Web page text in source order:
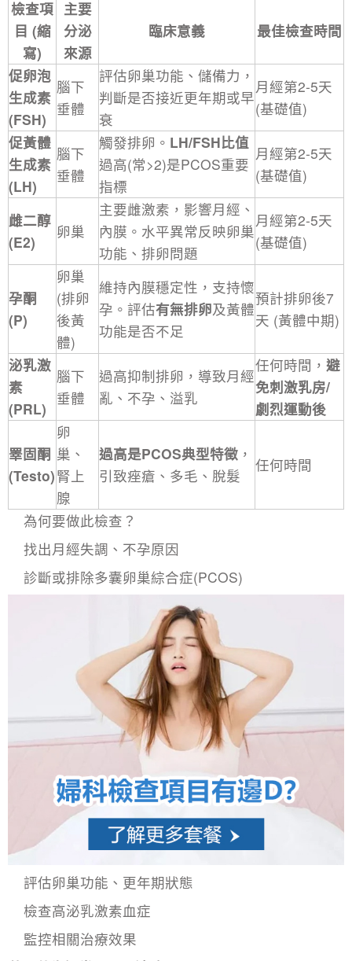
檢查項
目 (縮
寫)
主要
分泌
來源
臨床意義 最佳檢查時間
促卵泡
生成素
(FSH)
腦下
垂體
評估卵巢功能、儲備力，
判斷是否接近更年期或早
衰
月經第2-5天
(基礎值)
促黃體
生成素
(LH)
腦下
垂體
觸發排卵。 LH/FSH比值
過高(常>2)是PCOS重要
指標
月經第2-5天
(基礎值)
雌二醇
(E2)
卵巢
主要雌激素，影響月經、
內膜。水平異常反映卵巢
功能、排卵問題
月經第2-5天
(基礎值)
孕酮
(P)
卵巢
(排卵
後黃
體)
維持內膜穩定性，支持懷
孕。評估有無排卵及黃體
功能是否不足
預計排卵後7
天 (黃體中期)
泌乳激
素
(PRL)
腦下
垂體
過高抑制排卵，導致月經
亂、不孕、溢乳
任何時間， 避
免刺激乳房/
劇烈運動後
睪固酮
(Testo)
卵
巢、
腎上
腺
過高是PCOS典型特徵 ，
引致痤瘡、多毛、脫髮
任何時間
為何要做此檢查？
找出月經失調 、不孕原因
診斷或排除多囊卵巢綜合症(PCOS)
評估卵巢功能、更年期狀態
檢查高泌乳激素血症
監控相關治療效果